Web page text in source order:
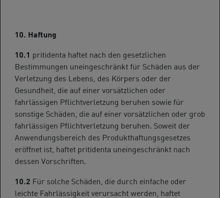
10. Haftung
10.1 pritidenta haftet nach den gesetzlichen
Bestimmungen uneingeschränkt für Schäden aus der
Verletzung des Lebens, des Körpers oder der
Gesundheit, die auf einer vorsätzlichen oder
fahrlässigen Pflichtverletzung beruhen sowie für
sonstige Schäden, die auf einer vorsätzlichen oder grob
fahrlässigen Pflichtverletzung beruhen. Soweit der
Anwendungsbereich des Produkthaftungsgesetzes
eröffnet ist, haftet pritidenta uneingeschränkt nach
dessen Vorschriften.
10.2 Für solche Schäden, die durch einfache oder
leichte Fahrlässigkeit verursacht werden, haftet